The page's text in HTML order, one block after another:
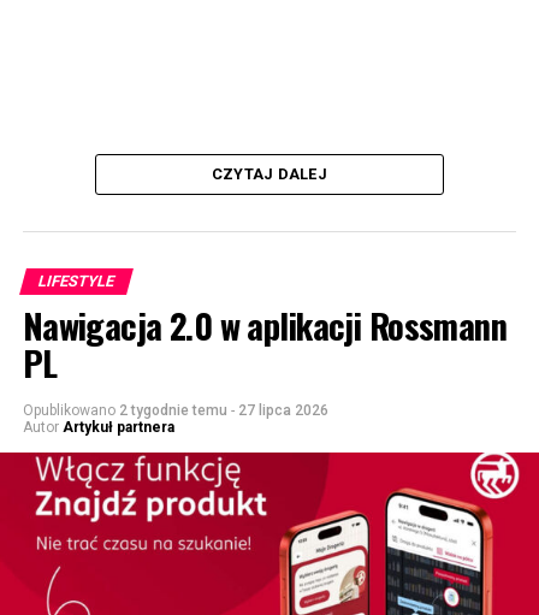
CZYTAJ DALEJ
LIFESTYLE
Nawigacja 2.0 w aplikacji Rossmann
PL
Opublikowano 2 tygodnie temu - 27 lipca 2026
Autor Artykuł partnera